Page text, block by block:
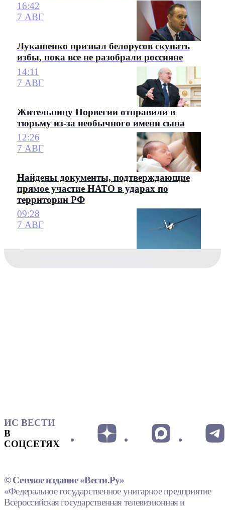
16:42
7 АВГ
Лукашенко призвал белорусов скупать
избы, пока все не разобрали россияне
14:11
7 АВГ
Жительницу Норвегии отправили в
тюрьму из-за необычного имени сына
12:26
7 АВГ
Найдены документы, подтверждающие
прямое участие НАТО в ударах по
территории РФ
09:28
7 АВГ
ИС ВЕСТИ
В
СОЦСЕТЯХ
© Сетевое издание «Вести.Ру»
«Федеральное государственное унитарное предприятие
Всероссийская государственная телевизионная и